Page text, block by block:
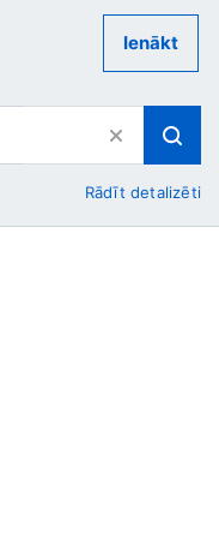
Ienākt
Rādīt detalizēti